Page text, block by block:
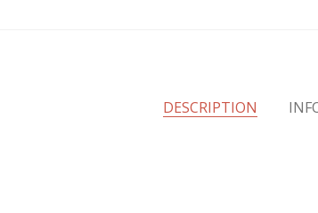
DESCRIPTION